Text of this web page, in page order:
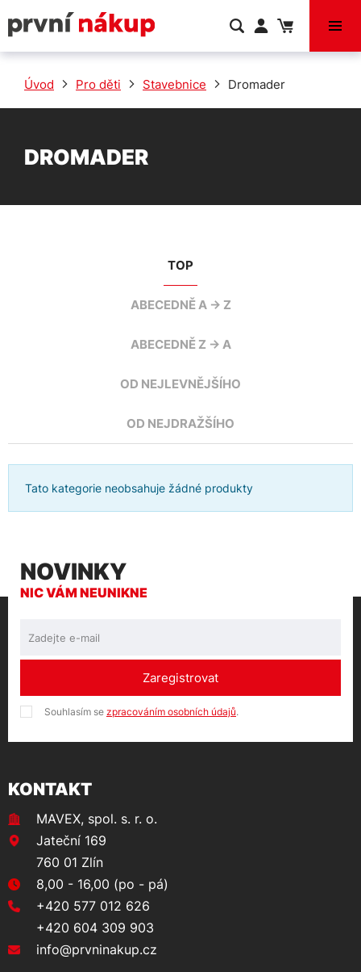
VÝPRODEJ
Úvod Pro děti Stavebnice Dromader
DROMADER
TOP
ABECEDNĚ A -> Z
ABECEDNĚ Z -> A
OD NEJLEVNĚJŠÍHO
OD NEJDRAŽŠÍHO
Tato kategorie neobsahuje žádné produkty
NOVINKY
NIC VÁM NEUNIKNE
Zaregistrovat
Souhlasím se zpracováním osobních údajů.
KONTAKT
MAVEX, spol. s. r. o.
Jateční 169
760 01 Zlín
8,00 - 16,00 (po - pá)
+420 577 012 626
+420 604 309 903
info@prvninakup.cz